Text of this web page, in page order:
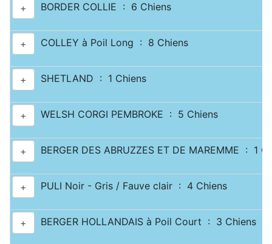
+ BORDER COLLIE : 6 Chiens
+ COLLEY à Poil Long : 8 Chiens
+ SHETLAND : 1 Chiens
+ WELSH CORGI PEMBROKE : 5 Chiens
+ BERGER DES ABRUZZES ET DE MAREMME : 1
+ PULI Noir - Gris / Fauve clair : 4 Chiens
+ BERGER HOLLANDAIS à Poil Court : 3 Chiens